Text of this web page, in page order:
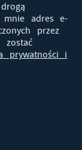
mnie adres e-
przez
zostać
prywatności i